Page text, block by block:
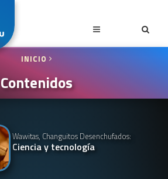
INICIO
Contenidos
Wawitas, Changuitos Desenchufados:
Ciencia y tecnología